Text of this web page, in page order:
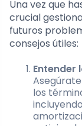
Una vez que
crucial
futuros
consejos útiles:
Entender
los